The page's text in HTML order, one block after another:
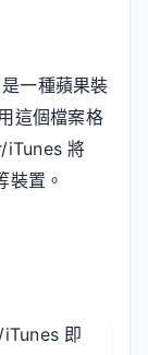
一種蘋果裝
這個檔案格
iTunes 將
裝置。